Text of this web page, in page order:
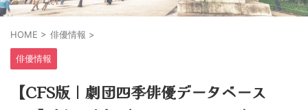
HOME > 俳優情報 >
俳優情報
【CFS版｜劇団四季俳優データベース